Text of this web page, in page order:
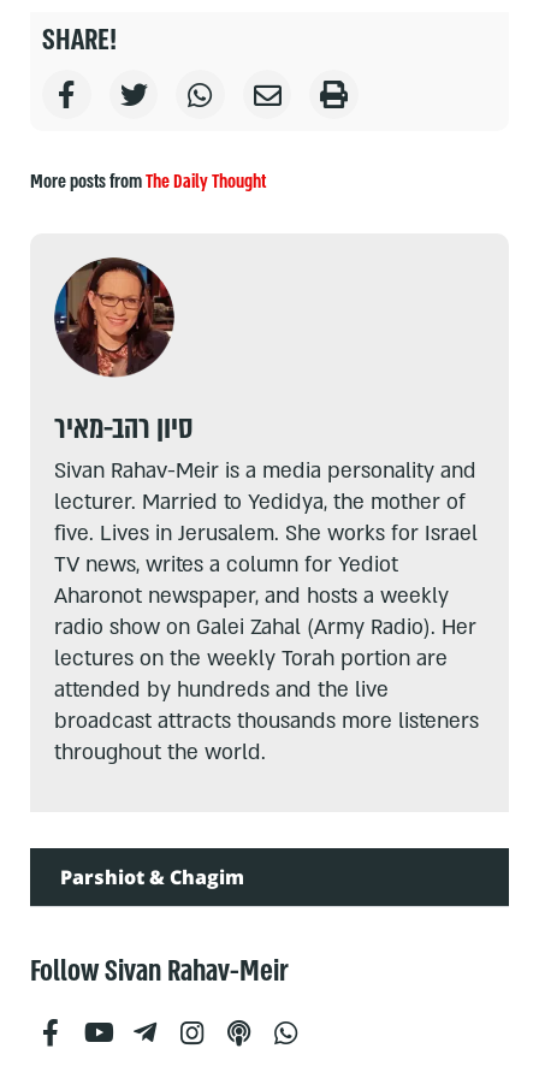
SHARE!
More posts fromThe Daily Thought
סיון רהב-מאיר
Sivan Rahav-Meir is a media personality and
lecturer. Married to Yedidya, the mother of
five. Lives in Jerusalem. She works for Israel
TV news, writes a column for Yediot
Aharonot newspaper, and hosts a weekly
radio show on Galei Zahal (Army Radio). Her
lectures on the weekly Torah portion are
attended by hundreds and the live
broadcast attracts thousands more listeners
throughout the world.
Parshiot & Chagim
Follow Sivan Rahav-Meir